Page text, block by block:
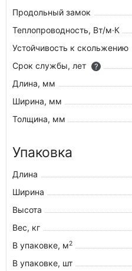
Продольный замок
Теплопроводность, Вт/м·К
Устойчивость к скольжению
Срок службы, лет
?
Длина, мм
Ширина, мм
Толщина, мм
Упаковка
Длина
Ширина
Высота
Вес, кг
В упаковке, м2
В упаковке, шт